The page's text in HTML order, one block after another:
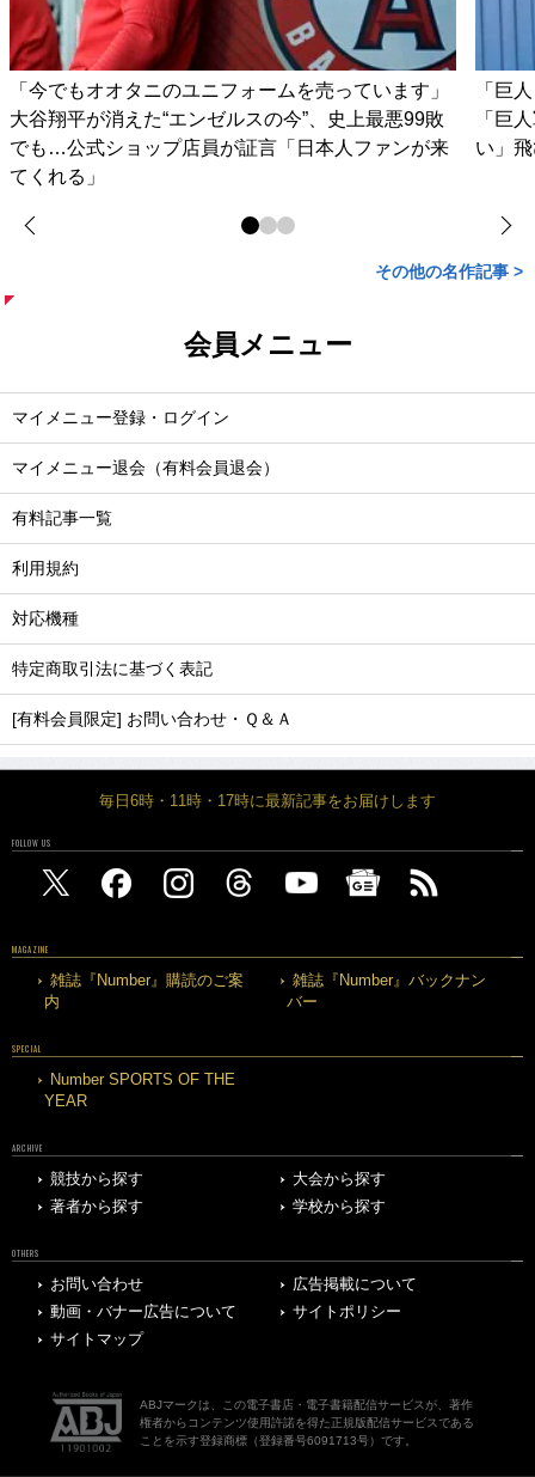
「今でもオオタニのユニフォームを売っています」
大谷翔平が消えた“エンゼルスの今”、史上最悪99敗
でも…公式ショップ店員が証言「日本人ファンが来
てくれる」
「巨
「巨
い」
その他の名作記事 >
会員メニュー
マイメニュー登録・ログイン
マイメニュー退会（有料会員退会）
有料記事一覧
利用規約
対応機種
特定商取引法に基づく表記
[有料会員限定] お問い合わせ・Ｑ＆Ａ
毎日6時・11時・17時に最新記事をお届けします
FOLLOW US
MAGAZINE
雑誌『Number』購読のご案
内
雑誌『Number』バックナン
バー
SPECIAL
Number SPORTS OF THE
YEAR
ARCHIVE
競技から探す
大会から探す
著者から探す
学校から探す
OTHERS
お問い合わせ
広告掲載について
動画・バナー広告について
サイトポリシー
サイトマップ
ABJマークは、この電子書店・電子書籍配信サービスが、著作
権者からコンテンツ使用許諾を得た正規版配信サービスである
ことを示す登録商標（登録番号6091713号）です。